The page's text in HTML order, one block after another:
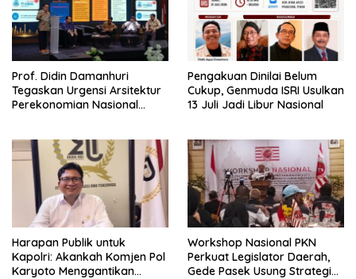
Prof. Didin Damanhuri
Tegaskan Urgensi Arsitektur
Perekonomian Nasional
Nasional
Pengakuan Dinilai Belum
Cukup, Genmuda ISRI Usulkan
13 Juli Jadi Libur Nasional
Harapan Publik untuk
Kapolri: Akankah Komjen Pol
Karyoto Menggantikan
Workshop Nasional PKN
Perkuat Legislator Daerah,
Gede Pasek Usung Strategi